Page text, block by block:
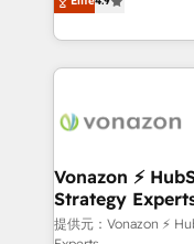
l'intégration CRM
auprès de vos comptes
l'international,
delà d’une simple
➤ L’intégration de
pour aligner les
support client
Vonazon ⚡
Strategy
提供元：Vonazon ⚡